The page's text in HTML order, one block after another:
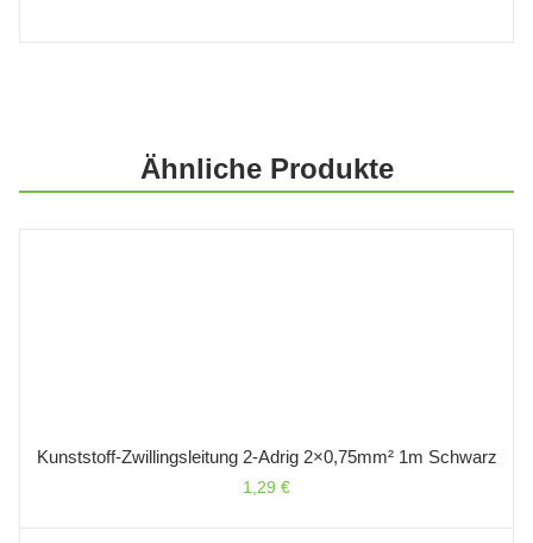
Ähnliche Produkte
Kunststoff-Zwillingsleitung 2-Adrig 2×0,75mm² 1m Schwarz
1,29 €